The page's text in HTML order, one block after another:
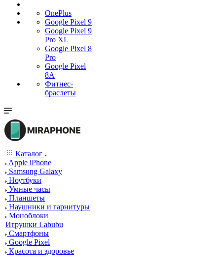
OnePlus
Google Pixel 9
Google Pixel 9
Pro XL
Google Pixel 8
Pro
Google Pixel
8A
Фитнес-
браслеты
Каталог
Apple iPhone
Samsung Galaxy
Ноутбуки
Умные часы
Планшеты
Наушники и гарнитуры
Моноблоки
Игрушки Labubu
Смартфоны
Google Pixel
Красота и здоровье